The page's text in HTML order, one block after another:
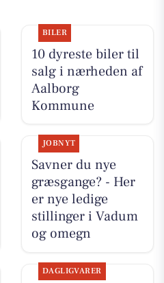
BILER
10 dyreste biler til
salg i nærheden af
Aalborg
Kommune
JOBNYT
Savner du nye
græsgange? - Her
er nye ledige
stillinger i Vadum
og omegn
DAGLIGVARER